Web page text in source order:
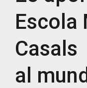
Escola
Casals
al